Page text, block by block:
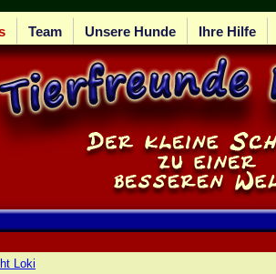
Team Unsere Hunde Ihre Hilfe
Loki